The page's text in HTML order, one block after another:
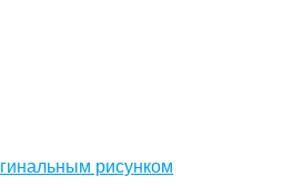
рисунком